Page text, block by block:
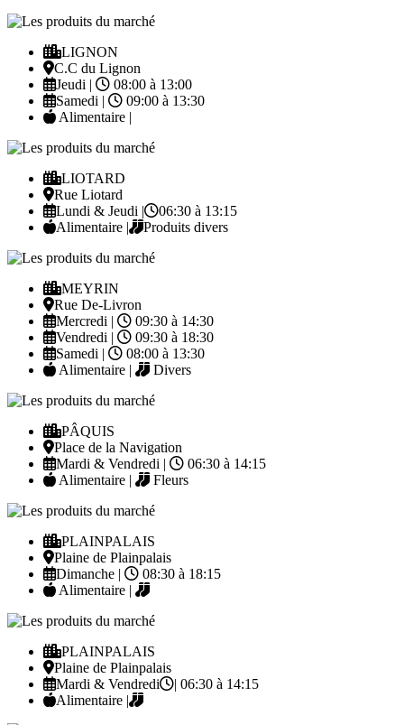
LIGNON
C.C du Lignon
Jeudi |
08:00 à 13:00
Samedi |
09:00 à 13:30
Alimentaire |
LIOTARD
Rue Liotard
Lundi & Jeudi |
06:30 à 13:15
Alimentaire |
Produits divers
MEYRIN
Rue De-Livron
Mercredi |
09:30 à 14:30
Vendredi |
09:30 à 18:30
Samedi |
08:00 à 13:30
Alimentaire |
Divers
PÂQUIS
Place de la Navigation
Mardi & Vendredi |
06:30 à 14:15
Alimentaire |
Fleurs
PLAINPALAIS
Plaine de Plainpalais
Dimanche |
08:30 à 18:15
Alimentaire |
PLAINPALAIS
Plaine de Plainpalais
Mardi & Vendredi
| 06:30 à 14:15
Alimentaire |